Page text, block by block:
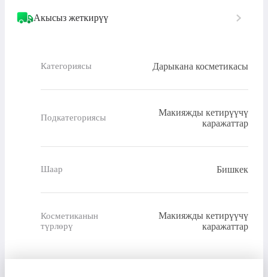
Акысыз жеткирүү
Категориясы Дарыкана косметикасы
Подкатегориясы
Макияжды кетирүүчү
каражаттар
Шаар Бишкек
Косметиканын
түрлөрү
Макияжды кетирүүчү
каражаттар